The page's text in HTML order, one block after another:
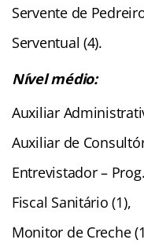
Servente de
Serventual (4).
Nível médio:
Auxiliar
Auxiliar de
Entrevistador –
Fiscal Sanitário (1),
Monitor de Creche